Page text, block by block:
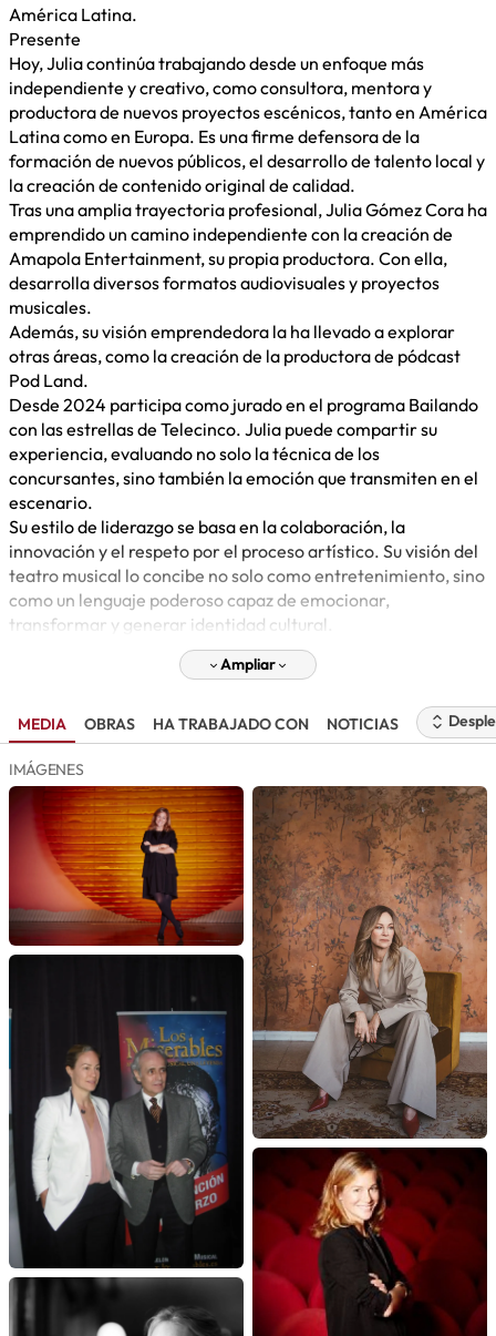
América Latina.
Presente
Hoy, Julia continúa trabajando desde un enfoque más
independiente y creativo, como consultora, mentora y
productora de nuevos proyectos escénicos, tanto en América
Latina como en Europa. Es una firme defensora de la
formación de nuevos públicos, el desarrollo de talento local y
la creación de contenido original de calidad.
Tras una amplia trayectoria profesional, Julia Gómez Cora ha
emprendido un camino independiente con la creación de
Amapola Entertainment, su propia productora. Con ella,
desarrolla diversos formatos audiovisuales y proyectos
musicales.
​Además, su visión emprendedora la ha llevado a explorar
otras áreas, como la creación de la productora de pódcast
Pod Land.
Desde 2024 participa como jurado en el programa Bailando
con las estrellas de Telecinco. Julia puede compartir su
experiencia, evaluando no solo la técnica de los
concursantes, sino también la emoción que transmiten en el
escenario.
Su estilo de liderazgo se basa en la colaboración, la
innovación y el respeto por el proceso artístico. Su visión del
teatro musical lo concibe no solo como entretenimiento, sino
como un lenguaje poderoso capaz de emocionar,
transformar y generar identidad cultural.
Ampliar
MEDIA OBRAS HA TRABAJADO CON NOTICIAS
IMÁGENES